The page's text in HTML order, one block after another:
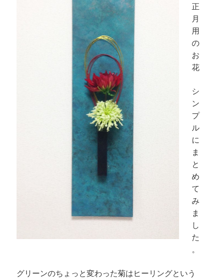
正
月
用
の
お
花
シ
ン
プ
ル
に
ま
と
め
て
み
ま
し
た
。
グリーンのちょっと変わった菊はヒーリングという